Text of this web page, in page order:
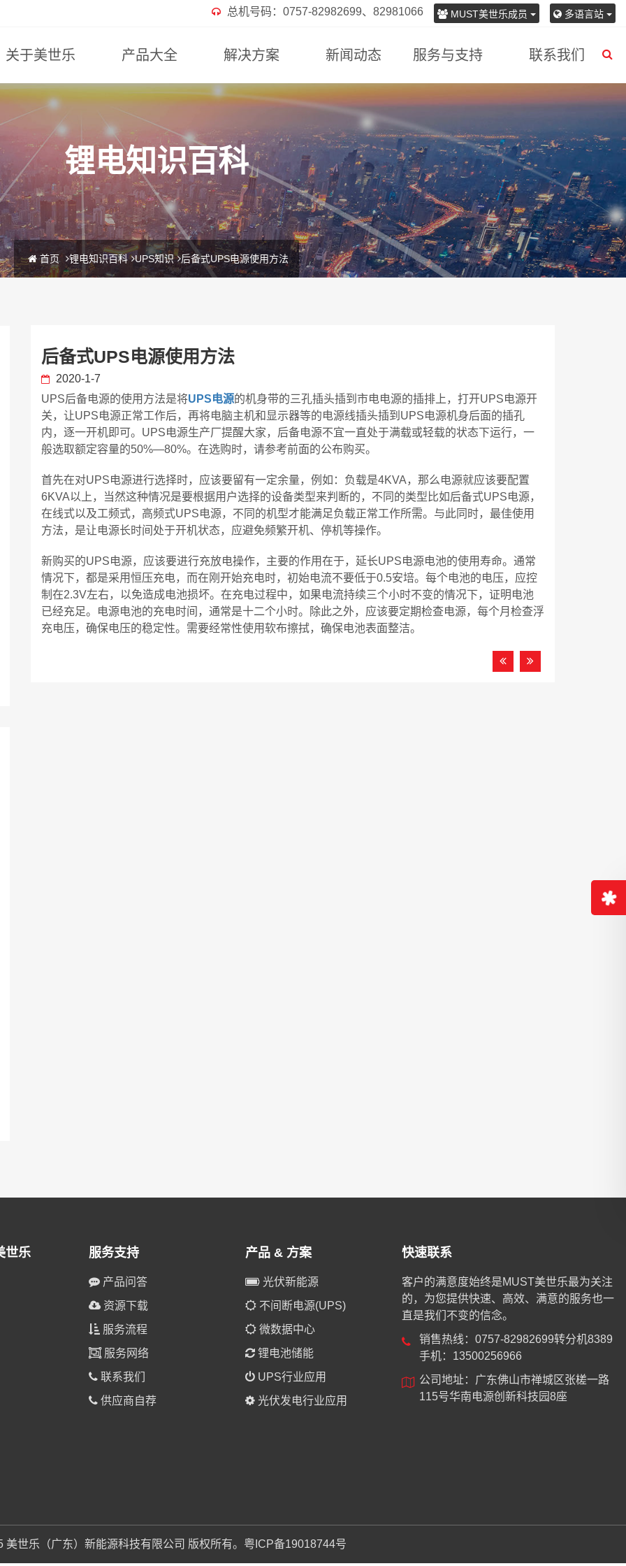
多语言站
MUST美世乐成员
总机号码：0757-82982699、82981066
关于美世乐 产品大全 解决方案 新闻动态 服务与支持 联系我们
锂电知识百科
首页 锂电知识百科 UPS知识 后备式UPS电源使用方法
后备式UPS电源使用方法
2020-1-7
UPS后备电源的使用方法是将UPS电源的机身带的三孔插头插到市电电源的插排上，打开UPS电源开
关，让UPS电源正常工作后，再将电脑主机和显示器等的电源线插头插到UPS电源机身后面的插孔
内，逐一开机即可。UPS电源生产厂提醒大家，后备电源不宜一直处于满载或轻载的状态下运行，一
般选取额定容量的50%—80%。在选购时，请参考前面的公布购买。
首先在对UPS电源进行选择时，应该要留有一定余量，例如：负载是4KVA，那么电源就应该要配置
6KVA以上，当然这种情况是要根据用户选择的设备类型来判断的，不同的类型比如后备式UPS电源，
在线式以及工频式，高频式UPS电源，不同的机型才能满足负载正常工作所需。与此同时，最佳使用
方法，是让电源长时间处于开机状态，应避免频繁开机、停机等操作。
新购买的UPS电源，应该要进行充放电操作，主要的作用在于，延长UPS电源电池的使用寿命。通常
情况下，都是采用恒压充电，而在刚开始充电时，初始电流不要低于0.5安培。每个电池的电压，应控
制在2.3V左右，以免造成电池损坏。在充电过程中，如果电流持续三个小时不变的情况下，证明电池
已经充足。电源电池的充电时间，通常是十二个小时。除此之外，应该要定期检查电源，每个月检查浮
充电压，确保电压的稳定性。需要经常性使用软布擦拭，确保电池表面整洁。
世乐 服务支持
产品问答
资源下载
服务流程
服务网络
联系我们
供应商自荐
产品 & 方案
光伏新能源
不间断电源(UPS)
微数据中心
锂电池储能
UPS行业应用
光伏发电行业应用
快速联系
客户的满意度始终是MUST美世乐最为关注
的，为您提供快速、高效、满意的服务也一
直是我们不变的信念。
销售热线：0757-82982699转分机8389
手机：13500256966
公司地址：广东佛山市禅城区张槎一路
115号华南电源创新科技园8座
美世乐（广东）新能源科技有限公司 版权所有。 粤ICP备19018744号